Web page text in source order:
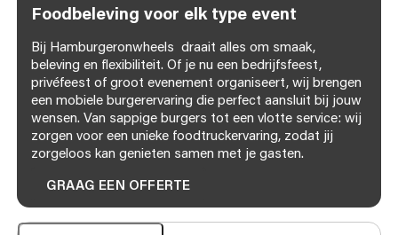
Foodbeleving voor elk type event
Bij Hamburgeronwheels draait alles om smaak,
beleving en flexibiliteit. Of je nu een bedrijfsfeest,
privéfeest of groot evenement organiseert, wij brengen
een mobiele burgerervaring die perfect aansluit bij jouw
wensen. Van sappige burgers tot een vlotte service: wij
zorgen voor een unieke foodtruckervaring, zodat jij
zorgeloos kan genieten samen met je gasten.
GRAAG EEN OFFERTE